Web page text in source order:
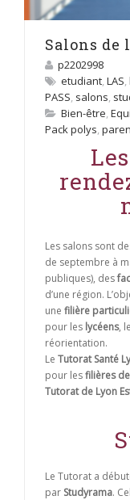
Salons de
p2202998
etudiant, LAS,
PASS, salons,
Bien-être,
Pack polys,
Les salons sont
de septembre à
publiques), des
d’une région.
une filière
pour les lycéens,
réorientation.
Le Tutorat Santé
pour lesfilières
Tutorat de Lyon
Le Tutorat a
par Studyrama.